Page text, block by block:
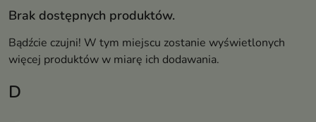
D
Brak dostępnych produktów.
Bądźcie czujni! W tym miejscu zostanie wyświetlonych
więcej produktów w miarę ich dodawania.